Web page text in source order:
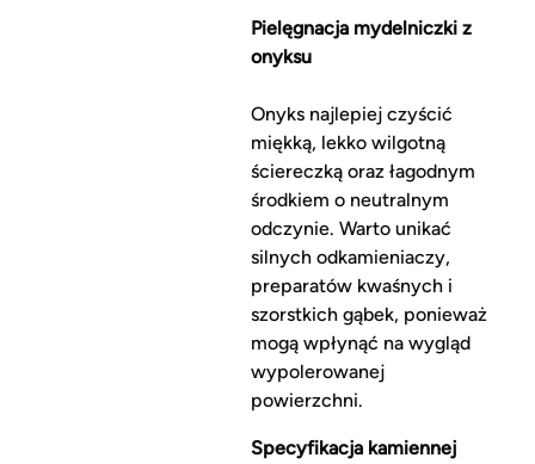
Pielęgnacja mydelniczki z
onyksu
Onyks najlepiej czyścić
miękką, lekko wilgotną
ściereczką oraz łagodnym
środkiem o neutralnym
odczynie. Warto unikać
silnych odkamieniaczy,
preparatów kwaśnych i
szorstkich gąbek, ponieważ
mogą wpłynąć na wygląd
wypolerowanej
powierzchni.
Specyfikacja kamiennej